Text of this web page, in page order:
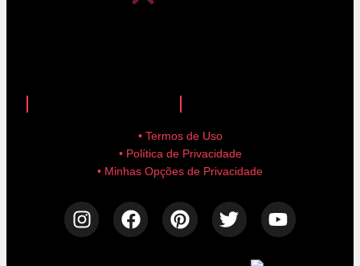
• Termos de Uso
• Política de Privacidade
• Minhas Opções de Privacidade